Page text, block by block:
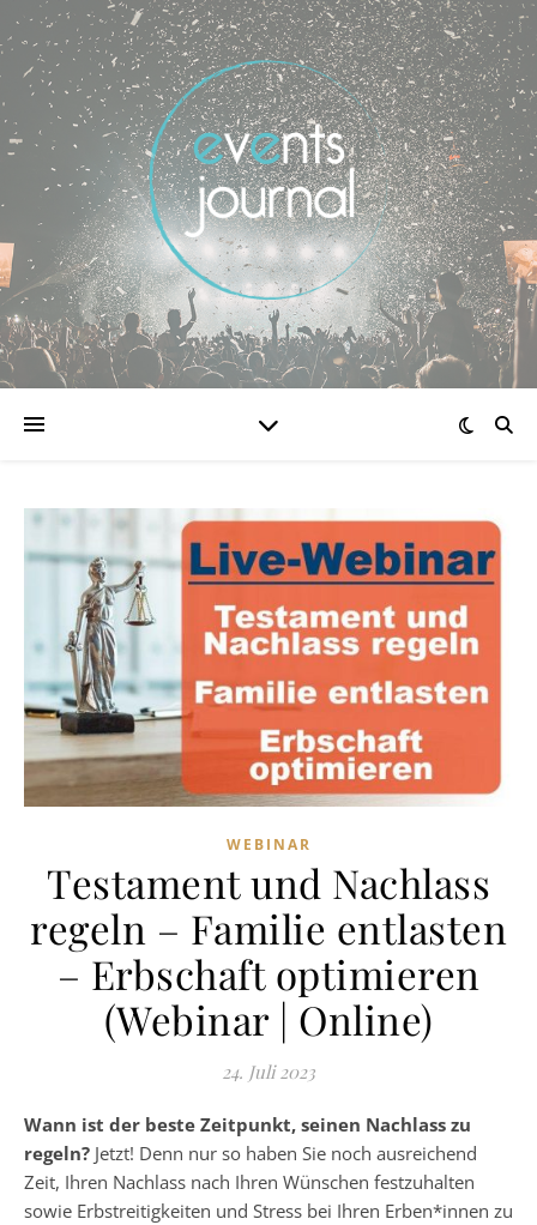
WEBINAR
Testament und Nachlass
regeln – Familie entlasten
– Erbschaft optimieren
(Webinar | Online)
24. Juli 2023
Wann ist der beste Zeitpunkt, seinen Nachlass zu
regeln? Jetzt! Denn nur so haben Sie noch ausreichend
Zeit, Ihren Nachlass nach Ihren Wünschen festzuhalten
sowie Erbstreitigkeiten und Stress bei Ihren Erben*innen zu